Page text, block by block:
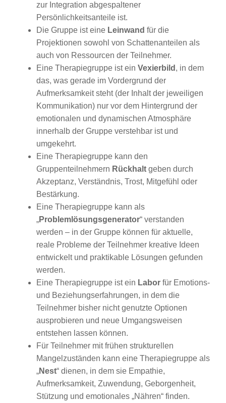
zur Integration abgespaltener
Persönlichkeitsanteile ist.
Die Gruppe ist eine Leinwand für die
Projektionen sowohl von Schattenanteilen als
auch von Ressourcen der Teilnehmer.
Eine Therapiegruppe ist ein Vexierbild , in dem
das, was gerade im Vordergrund der
Aufmerksamkeit steht (der Inhalt der jeweiligen
Kommunikation) nur vor dem Hintergrund der
emotionalen und dynamischen Atmosphäre
innerhalb der Gruppe verstehbar ist und
umgekehrt.
Eine Therapiegruppe kann den
Gruppenteilnehmern Rückhalt geben durch
Akzeptanz, Verständnis, Trost, Mitgefühl oder
Bestärkung.
Eine Therapiegruppe kann als
„Problemlösungsgenerator“ verstanden
werden – in der Gruppe können für aktuelle,
reale Probleme der Teilnehmer kreative Ideen
entwickelt und praktikable Lösungen gefunden
werden.
Eine Therapiegruppe ist ein Labor für Emotions-
und Beziehungserfahrungen, in dem die
Teilnehmer bisher nicht genutzte Optionen
ausprobieren und neue Umgangsweisen
entstehen lassen können.
Für Teilnehmer mit frühen strukturellen
Mangelzuständen kann eine Therapiegruppe als
„Nest“ dienen, in dem sie Empathie,
Aufmerksamkeit, Zuwendung, Geborgenheit,
Stützung und emotionales „Nähren“ finden.